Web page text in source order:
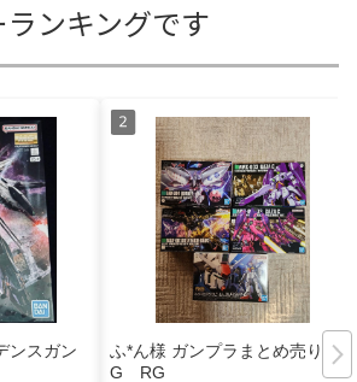
ンキングです
ンスガン
ふ*ん様 ガンプラまとめ売り H
G RG